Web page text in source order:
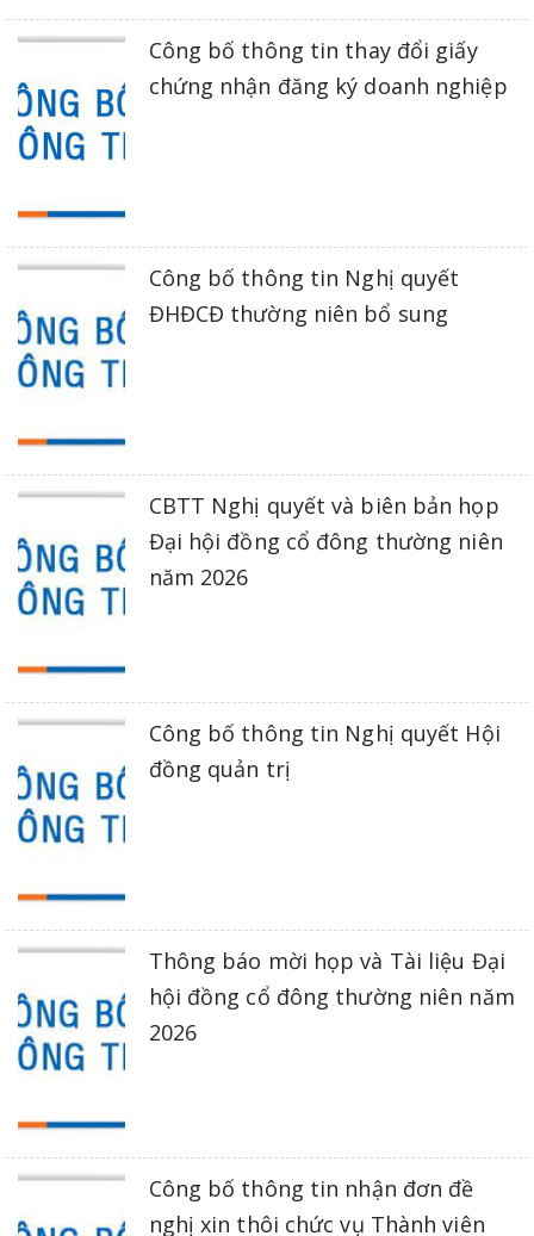
Công bố thông tin thay đổi giấy
chứng nhận đăng ký doanh nghiệp
Công bố thông tin Nghị quyết
ĐHĐCĐ thường niên bổ sung
CBTT Nghị quyết và biên bản họp
Đại hội đồng cổ đông thường niên
năm 2026
Công bố thông tin Nghị quyết Hội
đồng quản trị
Thông báo mời họp và Tài liệu Đại
hội đồng cổ đông thường niên năm
2026
Công bố thông tin nhận đơn đề
nghị xin thôi chức vụ Thành viên